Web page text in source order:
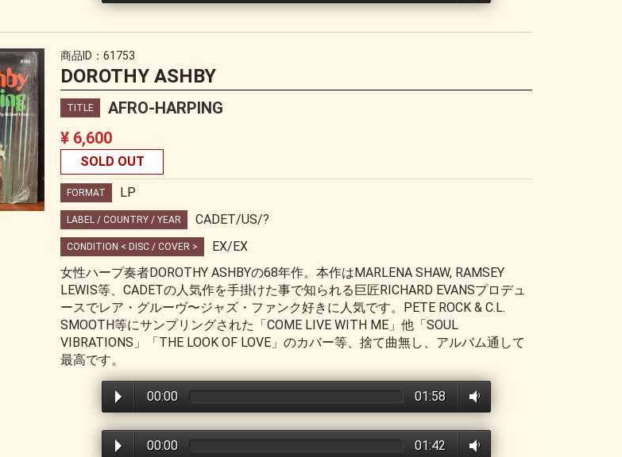
商品ID：61753
DOROTHY ASHBY
TITLE
AFRO-HARPING
¥ 6,600
SOLD OUT
FORMAT LP
LABEL / COUNTRY / YEAR CADET/US/?
CONDITION < DISC / COVER >
EX/EX
女性ハープ奏者DOROTHY ASHBYの68年作。本作はMARLENA SHAW, RAMSEY
LEWIS等、CADETの人気作を手掛けた事で知られる巨匠RICHARD EVANSプロデュ
ースでレア・グルーヴ〜ジャズ・ファンク好きに人気です。PETE ROCK & C.L.
SMOOTH等にサンプリングされた「COME LIVE WITH ME」他「SOUL
VIBRATIONS」「THE LOOK OF LOVE」のカバー等、捨て曲無し、アルバム通して
最高です。
00:00 01:58
00:00 01:42